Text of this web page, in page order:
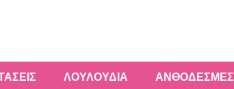
ΛΟΥΛΟΎΔΙΑ ΑΝΘΟΔΈΣΜΕΣ